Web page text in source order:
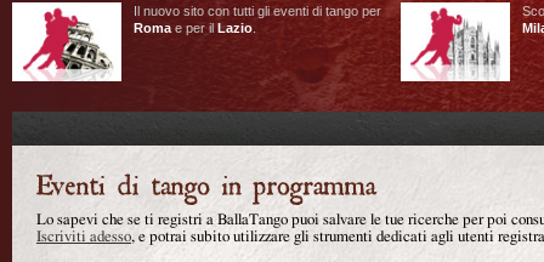
Il nuovo sito con tutti gli eventi di tango per
Roma e per il Lazio
Lo sapevi che se ti registri a BallaTango puoi salvare le tue ricerche per poi
Iscriviti adesso, e potrai subito utilizzare gli strumenti dedicati agli utenti